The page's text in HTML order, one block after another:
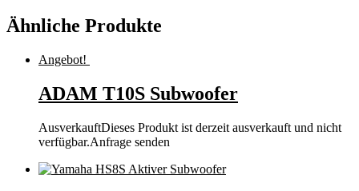
Ähnliche Produkte
Angebot!
ADAM T10S Subwoofer
AusverkauftDieses Produkt ist derzeit ausverkauft und nicht
verfügbar.Anfrage senden